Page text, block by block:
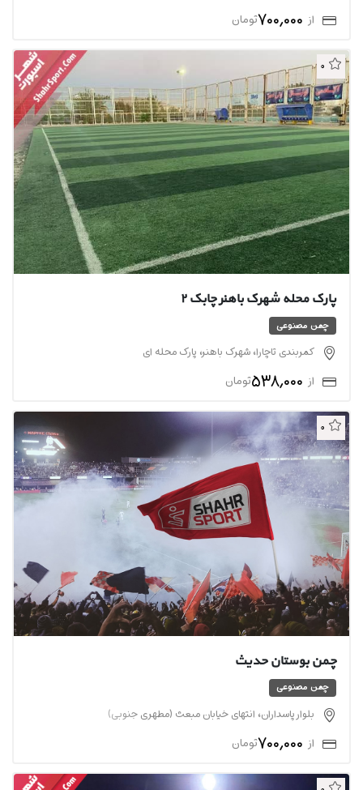
از 700,000تومان
0
پارک محله شهرک باهنر چابک ۲
چمن مصنوعی
کمربندی تاچارا، شهرک باهنر، پارک محله ای
از 538,000تومان
0
چمن بوستان حدیث
چمن مصنوعی
بلوار پاسداران، انتهای خیابان مبعث (مطهری جنوبی)
از 700,000تومان